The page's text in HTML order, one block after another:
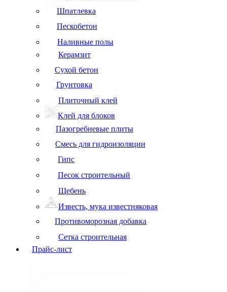
Шпатлевка
Пескобетон
Наливные полы
Керамзит
Сухой бетон
Грунтовка
Плиточный клей
Клей для блоков
Пазогребневые плиты
Смесь для гидроизоляции
Гипс
Песок строительный
Щебень
Известь, мука известняковая
Противоморозная добавка
Сетка строительная
Прайс-лист